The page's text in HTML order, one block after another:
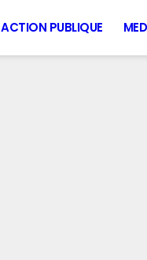
ACTION PUBLIQUE